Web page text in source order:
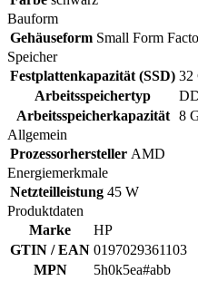
Bauform
Gehäuseform Small Form
Speicher
Festplattenkapazität (SSD) 32
Arbeitsspeichertyp
Arbeitsspeicherkapazität
8
Allgemein
Prozessorhersteller AMD
Energiemerkmale
Netzteilleistung 45 W
Produktdaten
Marke
HP
GTIN / EAN 0197029361103
MPN
5h0k5ea#abb